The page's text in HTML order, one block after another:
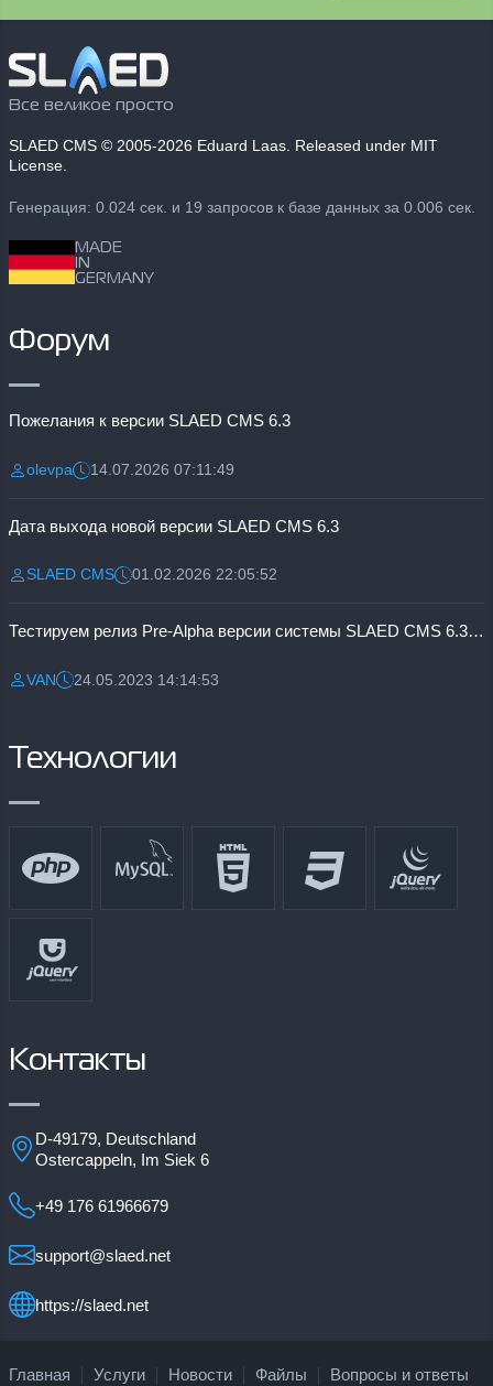
Все великое просто
SLAED CMS © 2005-2026 Eduard Laas. Released under MIT
License.
Генерация: 0.024 сек. и 19 запросов к базе данных за 0.006 сек.
MADE
IN
GERMANY
Форум
Пожелания к версии SLAED CMS 6.3
Разместил:
olevpaДата:14.07.2026 07:11:49
Дата выхода новой версии SLAED CMS 6.3
Разместил:
SLAED CMSДата:01.02.2026 22:05:52
Тестируем релиз Pre-Alpha версии системы SLAED CMS 6.3 Pro
Разместил:
VANДата:24.05.2023 14:14:53
Технологии
Контакты
D-49179, Deutschland
Ostercappeln, Im Siek 6
+49 176 61966679
support@slaed.net
https://slaed.net
Главная Услуги Новости Файлы Вопросы и ответы